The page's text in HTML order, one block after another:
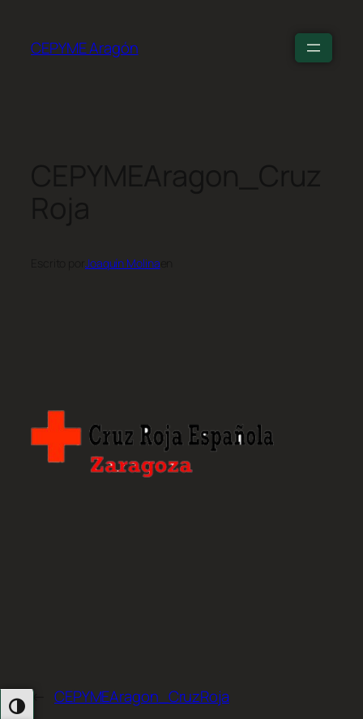
Alternar Alto Contraste
CEPYME Aragón
Joaquín Molina
← CEPYMEAragon_CruzRoja